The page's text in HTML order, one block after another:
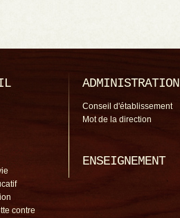
contre
ADMINISTRATION
Conseil d'établissement
Mot de la direction
ENSEIGNEMENT